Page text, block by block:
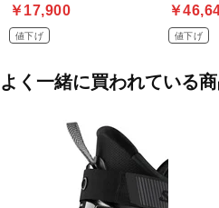
￥17,900
値下げ
￥
値下げ
よく一緒に買われている